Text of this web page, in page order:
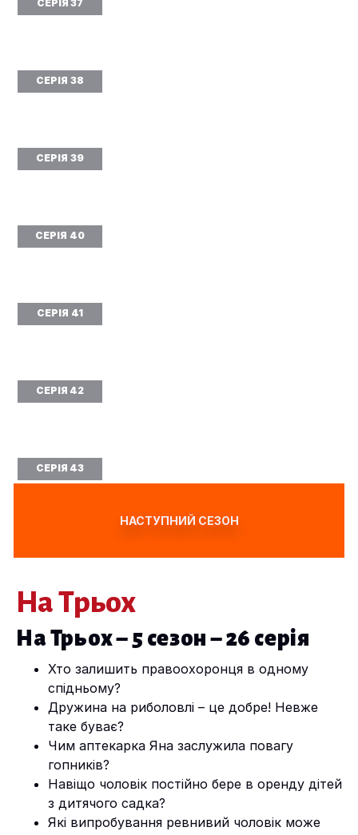
СЕРІЯ 37
СЕРІЯ 38
СЕРІЯ 39
СЕРІЯ 40
СЕРІЯ 41
СЕРІЯ 42
СЕРІЯ 43
НАСТУПНИЙ СЕЗОН
На Трьох
На Трьох – 5 сезон – 26 серія
Хто залишить правоохоронця в одному
спідньому?
Дружина на риболовлі – це добре! Невже
таке буває?
Чим аптекарка Яна заслужила повагу
гопників?
Навіщо чоловік постійно бере в оренду дітей
з дитячого садка?
Які випробування ревнивий чоловік може